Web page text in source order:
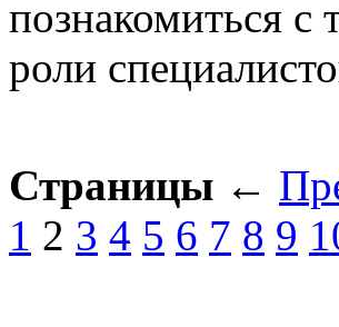
познакомиться с
роли
Страницы ←
1 2 3 4 5 6 7 8 9